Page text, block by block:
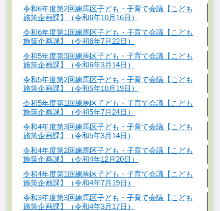
令和6年度第2回練馬区子ども・子育て会議【こども
施策企画課】（令和6年10月16日）
令和6年度第1回練馬区子ども・子育て会議【こども
施策企画課】（令和6年7月22日）
令和5年度第3回練馬区子ども・子育て会議【こども
施策企画課】（令和6年3月14日）
令和5年度第2回練馬区子ども・子育て会議【こども
施策企画課】（令和5年10月19日）
令和5年度第1回練馬区子ども・子育て会議【こども
施策企画課】（令和5年7月24日）
令和4年度第3回練馬区子ども・子育て会議【こども
施策企画課】（令和5年3月14日）
令和4年度第2回練馬区子ども・子育て会議【こども
施策企画課】（令和4年12月20日）
令和4年度第1回練馬区子ども・子育て会議【こども
施策企画課】（令和4年7月19日）
令和3年度第3回練馬区子ども・子育て会議【こども
施策企画課】（令和4年3月17日）